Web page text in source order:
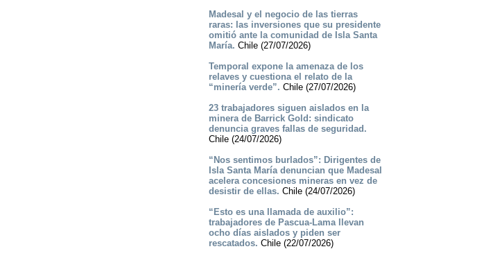
Madesal y el negocio de las tierras
raras: las inversiones que su presidente
omitió ante la comunidad de Isla Santa
María. Chile (27/07/2026)
Temporal expone la amenaza de los
relaves y cuestiona el relato de la
“minería verde”. Chile (27/07/2026)
23 trabajadores siguen aislados en la
minera de Barrick Gold: sindicato
denuncia graves fallas de seguridad.
Chile (24/07/2026)
“Nos sentimos burlados”: Dirigentes de
Isla Santa María denuncian que Madesal
acelera concesiones mineras en vez de
desistir de ellas. Chile (24/07/2026)
“Esto es una llamada de auxilio”:
trabajadores de Pascua-Lama llevan
ocho días aislados y piden ser
rescatados. Chile (22/07/2026)